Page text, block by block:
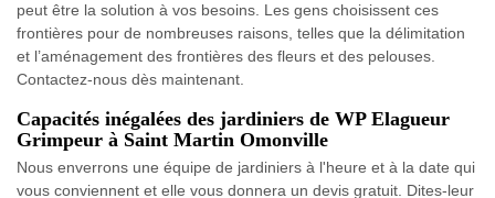
peut être la solution à vos besoins. Les gens choisissent ces
frontières pour de nombreuses raisons, telles que la délimitation
et l’aménagement des frontières des fleurs et des pelouses.
Contactez-nous dès maintenant.
Capacités inégalées des jardiniers de WP Elagueur
Grimpeur à Saint Martin Omonville
Nous enverrons une équipe de jardiniers à l'heure et à la date qui
vous conviennent et elle vous donnera un devis gratuit. Dites-leur